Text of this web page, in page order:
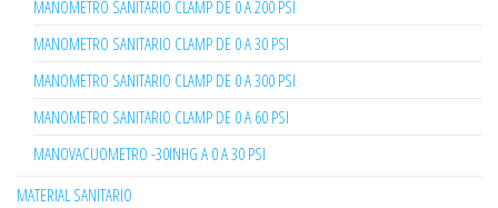
MANOMETRO SANITARIO CLAMP DE 0 A 200 PSI
MANOMETRO SANITARIO CLAMP DE 0 A 30 PSI
MANOMETRO SANITARIO CLAMP DE 0 A 300 PSI
MANOMETRO SANITARIO CLAMP DE 0 A 60 PSI
MANOVACUOMETRO -30INHG A 0 A 30 PSI
MATERIAL SANITARIO